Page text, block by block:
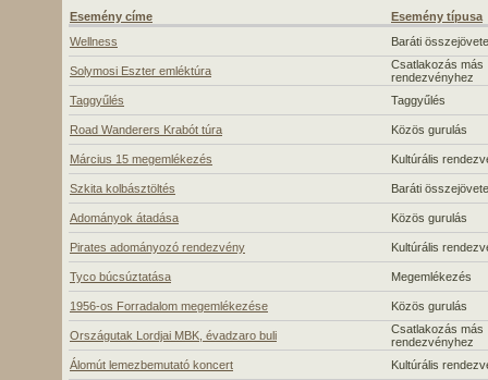
Esemény címe
Esemény típusa
Wellness
Baráti
Solymosi Eszter emléktúra
Csatlakozás más
rendezvényhez
Taggyűlés
Taggyűlés
Road Wanderers Krabót túra Közös gurulás
Március 15 megemlékezés Kultúrális
Szkita kolbásztöltés Baráti
Adományok átadása Közös gurulás
Pirates adományozó rendezvény Kultúrális
Tyco búcsúztatása Megemlékezés
1956-os Forradalom megemlékezése Közös gurulás
Országutak Lordjai MBK, évadzaro buli
Csatlakozás más
rendezvényhez
Álomút lemezbemutató koncert
Kultúrális